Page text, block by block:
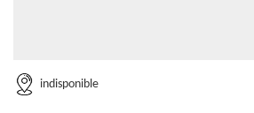
indisponible